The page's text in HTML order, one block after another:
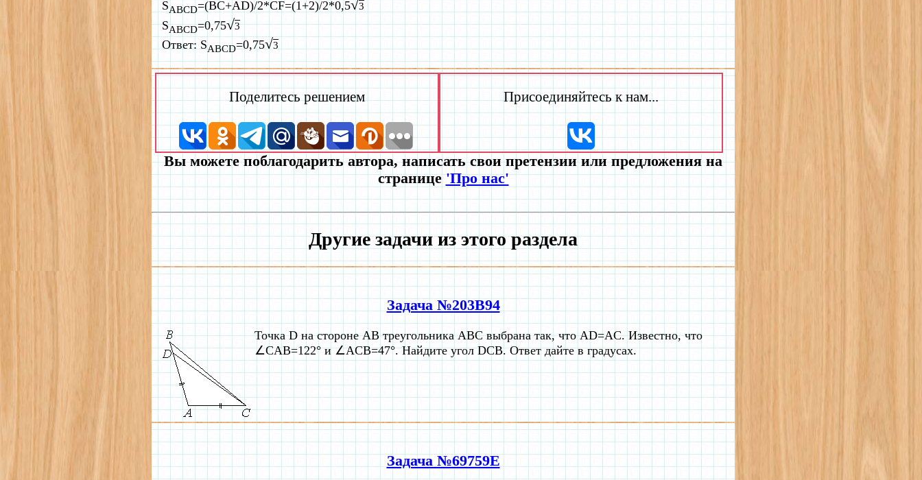
SABCD=(BC+AD)/2*CF=(1+2)/2*0,5√3
SABCD=0,75√3
Ответ: SABCD=0,75√3
Поделитесь решением Присоединяйтесь к нам...
Вы можете поблагодарить автора, написать свои претензии или предложения на
странице'Про нас'
Другие задачи из этого раздела
Задача №203B94
Точка D на стороне AB треугольника ABC выбрана так, что AD=AC. Известно, что
∠CAB=122° и ∠ACB=47°. Найдите угол DCB. Ответ дайте в градусах.
Задача №69759E